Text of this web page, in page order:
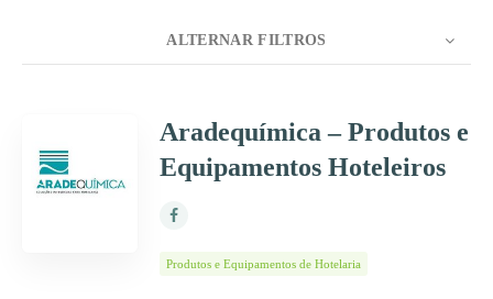
ALTERNAR FILTROS
ORDEM
Aradequímica – Produtos e
Equipamentos Hoteleiros
Produtos e Equipamentos de Hotelaria